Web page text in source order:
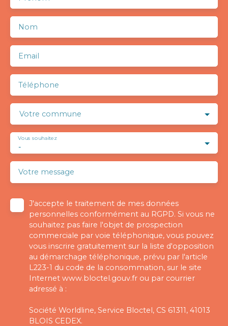
Nom
Email
Téléphone
Votre commune
-
Vous souhaitez
Votre message
J'accepte le traitement de mes données
personnelles conformément au RGPD. Si vous ne
souhaitez pas faire l'objet de prospection
commerciale par voie téléphonique, vous pouvez
vous inscrire gratuitement sur la liste d'opposition
au démarchage téléphonique, prévu par l'article
L223-1 du code de la consommation, sur le site
Internet www.bloctel.gouv.fr ou par courrier
adressé à :
Société Worldline, Service Bloctel, CS 61311, 41013
BLOIS CEDEX.